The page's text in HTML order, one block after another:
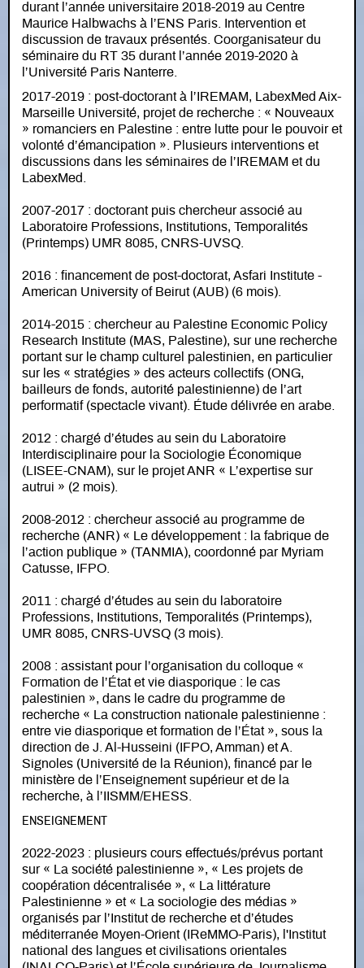
durant l’année universitaire 2018-2019 au Centre
Maurice Halbwachs à l’ENS Paris. Intervention et
discussion de travaux présentés. Coorganisateur du
séminaire du RT 35 durant l’année 2019-2020 à
l’Université Paris Nanterre.
2017-2019 : post-doctorant à l’IREMAM, LabexMed Aix-
Marseille Université, projet de recherche : « Nouveaux
» romanciers en Palestine : entre lutte pour le pouvoir et
volonté d’émancipation ». Plusieurs interventions et
discussions dans les séminaires de l’IREMAM et du
LabexMed.
2007-2017 : doctorant puis chercheur associé au
Laboratoire Professions, Institutions, Temporalités
(Printemps) UMR 8085, CNRS-UVSQ.
2016 : financement de post-doctorat, Asfari Institute -
American University of Beirut (AUB) (6 mois).
2014-2015 : chercheur au Palestine Economic Policy
Research Institute (MAS, Palestine), sur une recherche
portant sur le champ culturel palestinien, en particulier
sur les « stratégies » des acteurs collectifs (ONG,
bailleurs de fonds, autorité palestinienne) de l’art
performatif (spectacle vivant). Étude délivrée en arabe.
2012 : chargé d’études au sein du Laboratoire
Interdisciplinaire pour la Sociologie Économique
(LISEE-CNAM), sur le projet ANR « L’expertise sur
autrui » (2 mois).
2008-2012 : chercheur associé au programme de
recherche (ANR) « Le développement : la fabrique de
l’action publique » (TANMIA), coordonné par Myriam
Catusse, IFPO.
2011 : chargé d’études au sein du laboratoire
Professions, Institutions, Temporalités (Printemps),
UMR 8085, CNRS-UVSQ (3 mois).
2008 : assistant pour l’organisation du colloque «
Formation de l’État et vie diasporique : le cas
palestinien », dans le cadre du programme de
recherche « La construction nationale palestinienne :
entre vie diasporique et formation de l’État », sous la
direction de J. Al-Husseini (IFPO, Amman) et A.
Signoles (Université de la Réunion), financé par le
ministère de l’Enseignement supérieur et de la
recherche, à l’IISMM/EHESS.
ENSEIGNEMENT
2022-2023 : plusieurs cours effectués/prévus portant
sur « La société palestinienne », « Les projets de
coopération décentralisée », « La littérature
Palestinienne » et « La sociologie des médias »
organisés par l’Institut de recherche et d’études
méditerranée Moyen-Orient (IReMMO-Paris), l'Institut
national des langues et civilisations orientales